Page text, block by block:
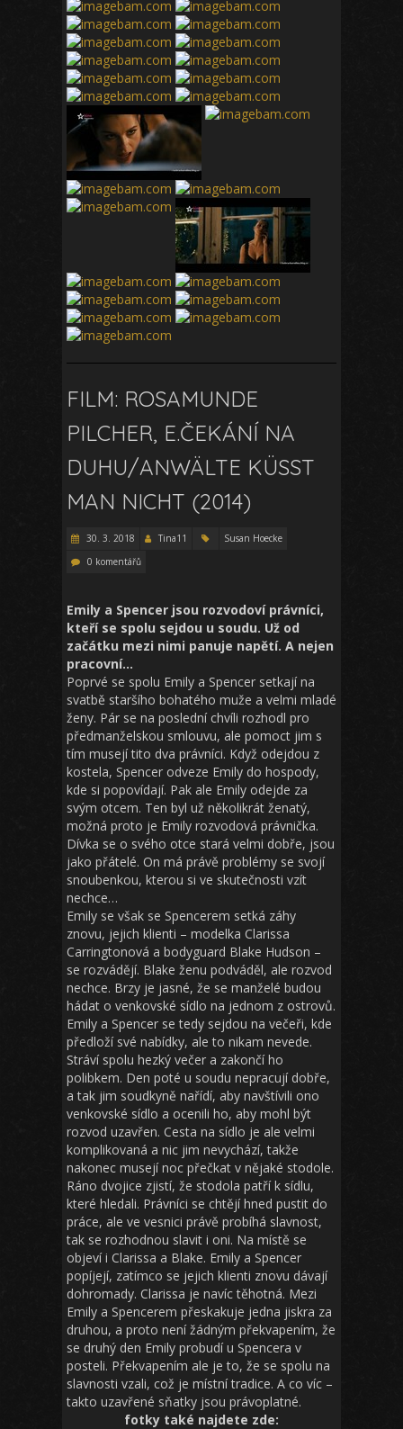
FILM: ROSAMUNDE
PILCHER, E.ČEKÁNÍ NA
DUHU/ANWÄLTE KÜSST
MAN NICHT (2014)
30. 3. 2018 Tina11
Susan Hoecke
0 komentářů
Emily a Spencer jsou rozvodoví právníci,
kteří se spolu sejdou u soudu. Už od
začátku mezi nimi panuje napětí. A nejen
pracovní…
Poprvé se spolu Emily a Spencer setkají na
svatbě staršího bohatého muže a velmi mladé
ženy. Pár se na poslední chvíli rozhodl pro
předmanželskou smlouvu, ale pomoct jim s
tím musejí tito dva právníci. Když odejdou z
kostela, Spencer odveze Emily do hospody,
kde si popovídají. Pak ale Emily odejde za
svým otcem. Ten byl už několikrát ženatý,
možná proto je Emily rozvodová právnička.
Dívka se o svého otce stará velmi dobře, jsou
jako přátelé. On má právě problémy se svojí
snoubenkou, kterou si ve skutečnosti vzít
nechce…
Emily se však se Spencerem setká záhy
znovu, jejich klienti – modelka Clarissa
Carringtonová a bodyguard Blake Hudson –
se rozvádějí. Blake ženu podváděl, ale rozvod
nechce. Brzy je jasné, že se manželé budou
hádat o venkovské sídlo na jednom z ostrovů.
Emily a Spencer se tedy sejdou na večeři, kde
předloží své nabídky, ale to nikam nevede.
Stráví spolu hezký večer a zakončí ho
polibkem. Den poté u soudu nepracují dobře,
a tak jim soudkyně nařídí, aby navštívili ono
venkovské sídlo a ocenili ho, aby mohl být
rozvod uzavřen. Cesta na sídlo je ale velmi
komplikovaná a nic jim nevychází, takže
nakonec musejí noc přečkat v nějaké stodole.
Ráno dvojice zjistí, že stodola patří k sídlu,
které hledali. Právníci se chtějí hned pustit do
práce, ale ve vesnici právě probíhá slavnost,
tak se rozhodnou slavit i oni. Na místě se
objeví i Clarissa a Blake. Emily a Spencer
popíjejí, zatímco se jejich klienti znovu dávají
dohromady. Clarissa je navíc těhotná. Mezi
Emily a Spencerem přeskakuje jedna jiskra za
druhou, a proto není žádným překvapením, že
se druhý den Emily probudí u Spencera v
posteli. Překvapením ale je to, že se spolu na
slavnosti vzali, což je místní tradice. A co víc –
takto uzavřené sňatky jsou právoplatné.
fotky také najdete zde: